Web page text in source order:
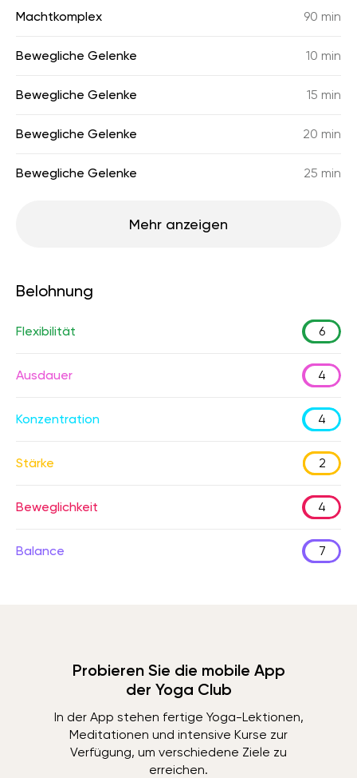
Machtkomplex 90 min
Bewegliche Gelenke 10 min
Bewegliche Gelenke 15 min
Bewegliche Gelenke 20 min
Bewegliche Gelenke 25 min
Mehr anzeigen
Belohnung
Flexibilität 6
Ausdauer 4
Konzentration 4
Stärke 2
Beweglichkeit 4
Balance 7
Probieren Sie die mobile App
der Yoga Club
In der App stehen fertige Yoga-Lektionen,
Meditationen und intensive Kurse zur
Verfügung, um verschiedene Ziele zu
erreichen.